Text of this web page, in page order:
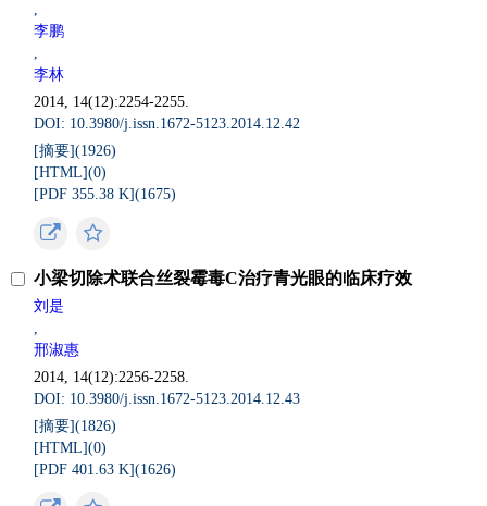
,
李鹏
,
李林
2014, 14(12):2254-2255.
DOI: 10.3980/j.issn.1672-5123.2014.12.42
[摘要](1926)
[HTML](0)
[PDF 355.38 K](1675)
小梁切除术联合丝裂霉毒C治疗青光眼的临床疗效
刘是
,
邢淑惠
2014, 14(12):2256-2258.
DOI: 10.3980/j.issn.1672-5123.2014.12.43
[摘要](1826)
[HTML](0)
[PDF 401.63 K](1626)